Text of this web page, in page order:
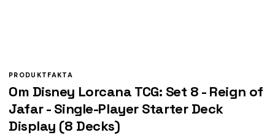
PRODUKTFAKTA
Om Disney Lorcana TCG: Set 8 - Reign of
Jafar - Single-Player Starter Deck
Display (8 Decks)